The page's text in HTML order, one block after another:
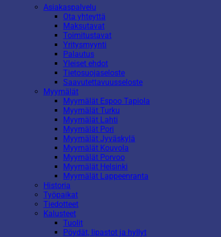
Asiakaspalvelu
Ota yhteyttä
Maksutavat
Toimitustavat
Yritysmyynti
Palautus
Yleiset ehdot
Tietosuojaseloste
Saavutettavuusseloste
Myymälät
Myymälät Espoo Tapiola
Myymälät Turku
Myymälät Lahti
Myymälät Pori
Myymälät Jyväskylä
Myymälät Kouvola
Myymälät Porvoo
Myymälät Helsinki
Myymälät Lappeenranta
Historia
Työpaikat
Tiedotteet
Kalusteet
Tuolit
Pöydät, lipastot ja hyllyt